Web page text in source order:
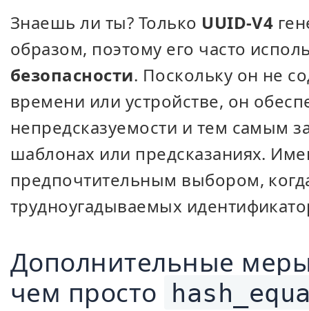
Знаешь ли ты? Только UUID-V4
образом, поэтому его часто
безопасности. Поскольку он не
времени или устройстве, он
непредсказуемости и тем самым
шаблонах или предсказаниях.
предпочтительным выбором,
трудноугадываемых
Дополнительные
чем просто